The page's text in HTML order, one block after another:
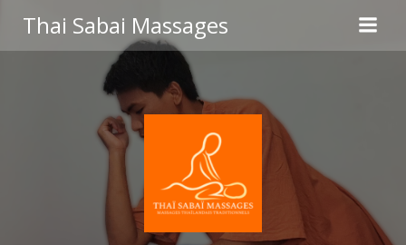
au
contenu
Thai Sabai Massages